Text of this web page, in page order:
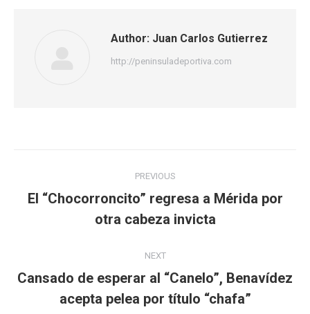
Author: Juan Carlos Gutierrez
http://peninsuladeportiva.com
navigation
PREVIOUS
Previous
post:
El “Chocorroncito” regresa a Mérida por
otra cabeza invicta
NEXT
Next
post:
Cansado de esperar al “Canelo”, Benavídez
acepta pelea por título “chafa”